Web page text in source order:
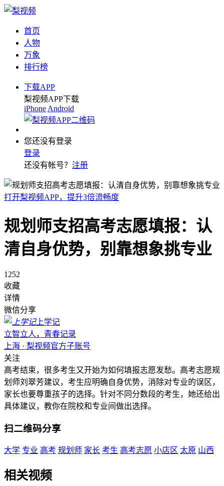
首页
人物
万象
排行榜
下载APP
梨视频APP下载
iPhone Android
您还没有登录
登录
还没有帐号？ 注册
打开梨视频APP，提升3倍流畅度
规划师支招高考志愿填报：认
清自身优势，别靠想象挑专业
1252
收藏
详情
微信分享
上学记
立智立人，青春记录
上海 · 梨视频官方子账号
关注
高考结束，很多考生又开始为如何填报志愿发愁。高考志愿规
划师刘翠芳建议，考生应明确自身优势，消除对专业的误区，
家长也要尊重孩子的选择。针对不同分数段的考生，她还给出
具体建议，教你在院校和专业间做出选择。
扫二维码分享
大学 专业 高考 规划师 家长 考生 高考志愿 小店区 太原 山西
相关视频